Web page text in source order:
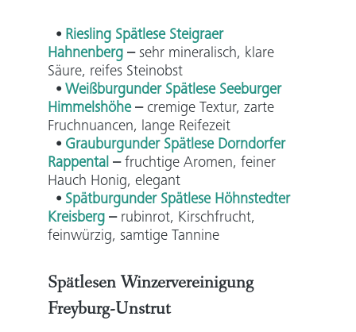
⦁ Riesling Spätlese Steigraer
Hahnenberg – sehr mineralisch, klare
Säure, reifes Steinobst
⦁ Weißburgunder Spätlese Seeburger
Himmelshöhe– cremige Textur, zarte
Fruchnuancen, lange Reifezeit
⦁ Grauburgunder Spätlese Dorndorfer
Rappental – fruchtige Aromen, feiner
Hauch Honig, elegant
⦁ Spätburgunder Spätlese Höhnstedter
Kreisberg – rubinrot, Kirschfrucht,
feinwürzig, samtige Tannine
Spätlesen Winzervereinigung
Freyburg-Unstrut